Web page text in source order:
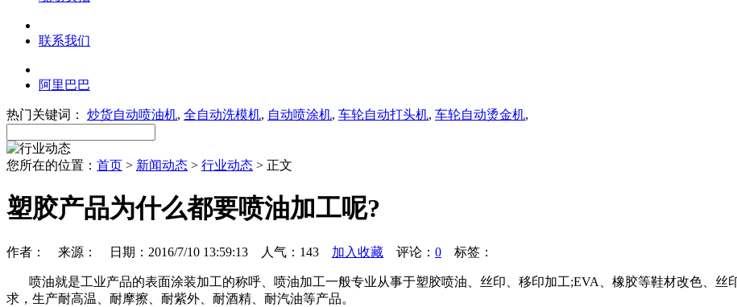
联系我们
阿里巴巴
热门关键词： 炒货自动喷油机, 全自动洗模机, 自动喷涂机, 车轮自动打头机, 车轮自动烫金机,
您所在的位置： 首页 > 新闻动态 > 行业动态 > 正文
塑胶产品为什么都要喷油加工呢?
作者： 来源： 日期：2016/7/10 13:59:13 人气： 143 加入收藏 评论： 0 标签：
喷油就是工业产品的表面涂装加工的称呼、喷油加工一般专业从事于塑胶喷油、丝印、移印加工;EVA、橡胶等鞋材改色、丝
求，生产耐高温、耐摩擦、耐紫外、耐酒精、耐汽油等产品。